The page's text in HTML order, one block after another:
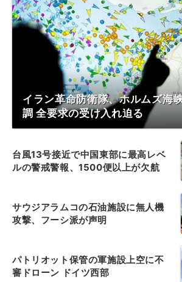
イラン革命防衛隊、ホルムズ海
調 全要求の受け入れ迫る
台風13号接近で中国東部に最高レベ
ルの警戒警報、1500便以上が欠航
サウジアラムコの石油施設に無人機
攻撃、フーシ派が声明
パトリオット保管の軍施設上空に不
審ドローン ドイツ西部